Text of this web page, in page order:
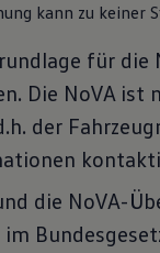
kann zu keiner
für
Die NoVA ist
der
die NoVA-
im